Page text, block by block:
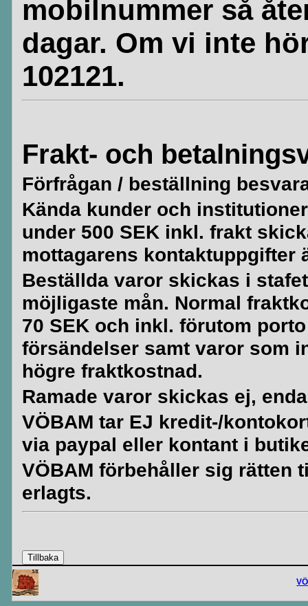
mobilnummer så
dagar. Om vi inte
102121.
Frakt- och
Förfrågan / beställning
Kända kunder och
under 500 SEK inkl. frakt
mottagarens kontaktuppgifter
Beställda varor skickas i
möjligaste mån. Normal
70 SEK och inkl. förutom
försändelser samt varor som
högre fraktkostnad.
Ramade varor skickas ej,
VÖBAM tar EJ kredit-/
via paypal eller kontant i
VÖBAM förbehåller sig rätten
erlagts.